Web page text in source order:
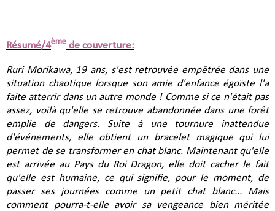
Résumé/4ème de couverture:
Ruri Morikawa, 19 ans, s'est retrouvée empêtrée dans une
situation chaotique lorsque son amie d'enfance égoïste l'a
faite atterrir dans un autre monde ! Comme si ce n'était pas
assez, voilà qu'elle se retrouve abandonnée dans une forêt
emplie de dangers. Suite à une tournure inattendue
d'événements, elle obtient un bracelet magique qui lui
permet de se transformer en chat blanc. Maintenant qu'elle
est arrivée au Pays du Roi Dragon, elle doit cacher le fait
qu'elle est humaine, ce qui signifie, pour le moment, de
passer ses journées comme un petit chat blanc... Mais
comment pourra-t-elle avoir sa vengeance bien méritée